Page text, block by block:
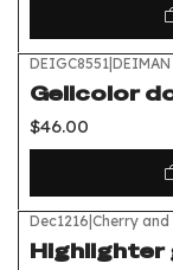
DEIGC8551|DEIMAN
Gelicolor
$46.00
Dec1216|Cherry and
Highlighter